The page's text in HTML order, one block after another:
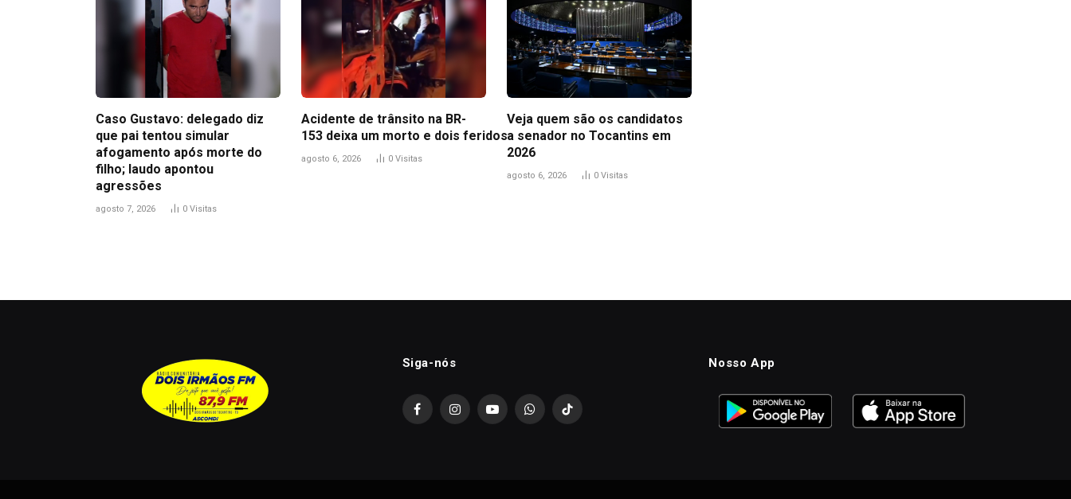
Caso Gustavo: delegado diz
que pai tentou simular
afogamento após morte do
filho; laudo apontou
agressões
agosto 7, 2026 0 Visitas
Acidente de trânsito na BR-
153 deixa um morto e dois feridos
agosto 6, 2026 0 Visitas
Veja quem são os candidatos
a senador no Tocantins em
2026
agosto 6, 2026 0 Visitas
Siga-nós
FacebookInstagramYouTubeWhatsAppTikTok
Nosso App